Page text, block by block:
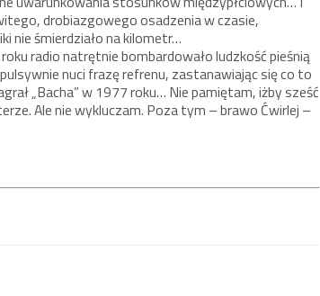
drobiazgowego osadzenia w czasie,
nie śmierdziało na kilometr…
radio natrętnie bombardowało ludzkość pieśnią
nuci frazę refrenu, zastanawiając się co to
„Bacha” w 1977 roku… Nie pamiętam, iżby sześć
Ale nie wykluczam. Poza tym – brawo Ćwirlej –